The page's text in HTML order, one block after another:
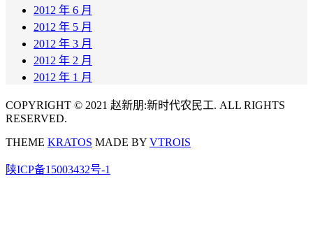
2012 年 6 月
2012 年 5 月
2012 年 3 月
2012 年 2 月
2012 年 1 月
COPYRIGHT © 2021 赵新朋:新时代农民工. ALL RIGHTS
RESERVED.
THEME KRATOS MADE BY VTROIS
陕ICP备15003432号-1